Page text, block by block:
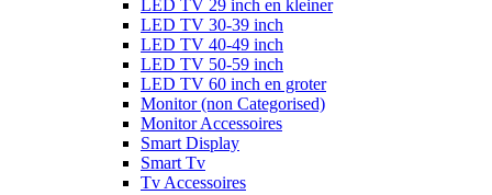
LED TV 29 inch en kleiner
LED TV 30-39 inch
LED TV 40-49 inch
LED TV 50-59 inch
LED TV 60 inch en groter
Monitor (non Categorised)
Monitor Accessoires
Smart Display
Smart Tv
Tv Accessoires